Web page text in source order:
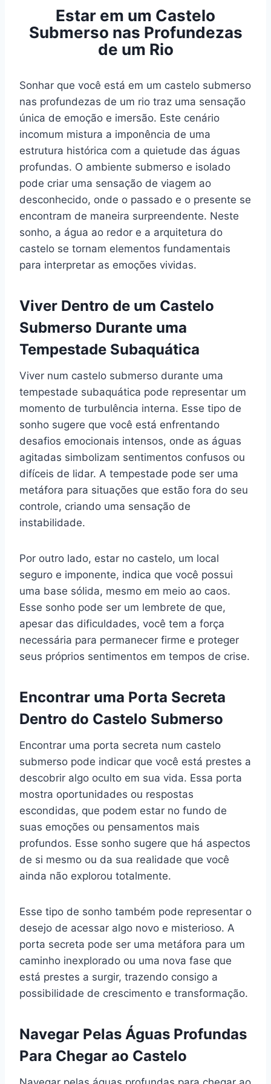
Estar em um Castelo
Submerso nas Profundezas
de um Rio
Sonhar que você está em um castelo submerso
nas profundezas de um rio traz uma sensação
única de emoção e imersão. Este cenário
incomum mistura a imponência de uma
estrutura histórica com a quietude das águas
profundas. O ambiente submerso e isolado
pode criar uma sensação de viagem ao
desconhecido, onde o passado e o presente se
encontram de maneira surpreendente. Neste
sonho, a água ao redor e a arquitetura do
castelo se tornam elementos fundamentais
para interpretar as emoções vividas.
Viver Dentro de um Castelo
Submerso Durante uma
Tempestade Subaquática
Viver num castelo submerso durante uma
tempestade subaquática pode representar um
momento de turbulência interna. Esse tipo de
sonho sugere que você está enfrentando
desafios emocionais intensos, onde as águas
agitadas simbolizam sentimentos confusos ou
difíceis de lidar. A tempestade pode ser uma
metáfora para situações que estão fora do seu
controle, criando uma sensação de
instabilidade.
Por outro lado, estar no castelo, um local
seguro e imponente, indica que você possui
uma base sólida, mesmo em meio ao caos.
Esse sonho pode ser um lembrete de que,
apesar das dificuldades, você tem a força
necessária para permanecer firme e proteger
seus próprios sentimentos em tempos de crise.
Encontrar uma Porta Secreta
Dentro do Castelo Submerso
Encontrar uma porta secreta num castelo
submerso pode indicar que você está prestes a
descobrir algo oculto em sua vida. Essa porta
mostra oportunidades ou respostas
escondidas, que podem estar no fundo de
suas emoções ou pensamentos mais
profundos. Esse sonho sugere que há aspectos
de si mesmo ou da sua realidade que você
ainda não explorou totalmente.
Esse tipo de sonho também pode representar o
desejo de acessar algo novo e misterioso. A
porta secreta pode ser uma metáfora para um
caminho inexplorado ou uma nova fase que
está prestes a surgir, trazendo consigo a
possibilidade de crescimento e transformação.
Navegar Pelas Águas Profundas
Para Chegar ao Castelo